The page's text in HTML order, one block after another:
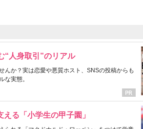
“人身取引”のリアル
んか？実は恋愛や悪質ホスト、SNSの投稿からも
な実態。
る「小学生の甲子園」